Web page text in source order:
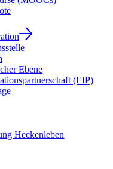
Ebene
(EIP)
Heckenleben